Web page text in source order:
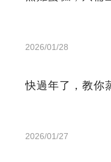
2026/01/28
快過年了，教你
2026/01/27